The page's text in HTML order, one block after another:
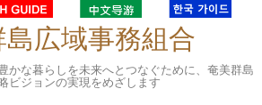
島広域事務組合
かな暮らしを未来へとつなぐために、奄美群島
ビジョンの実現をめざします